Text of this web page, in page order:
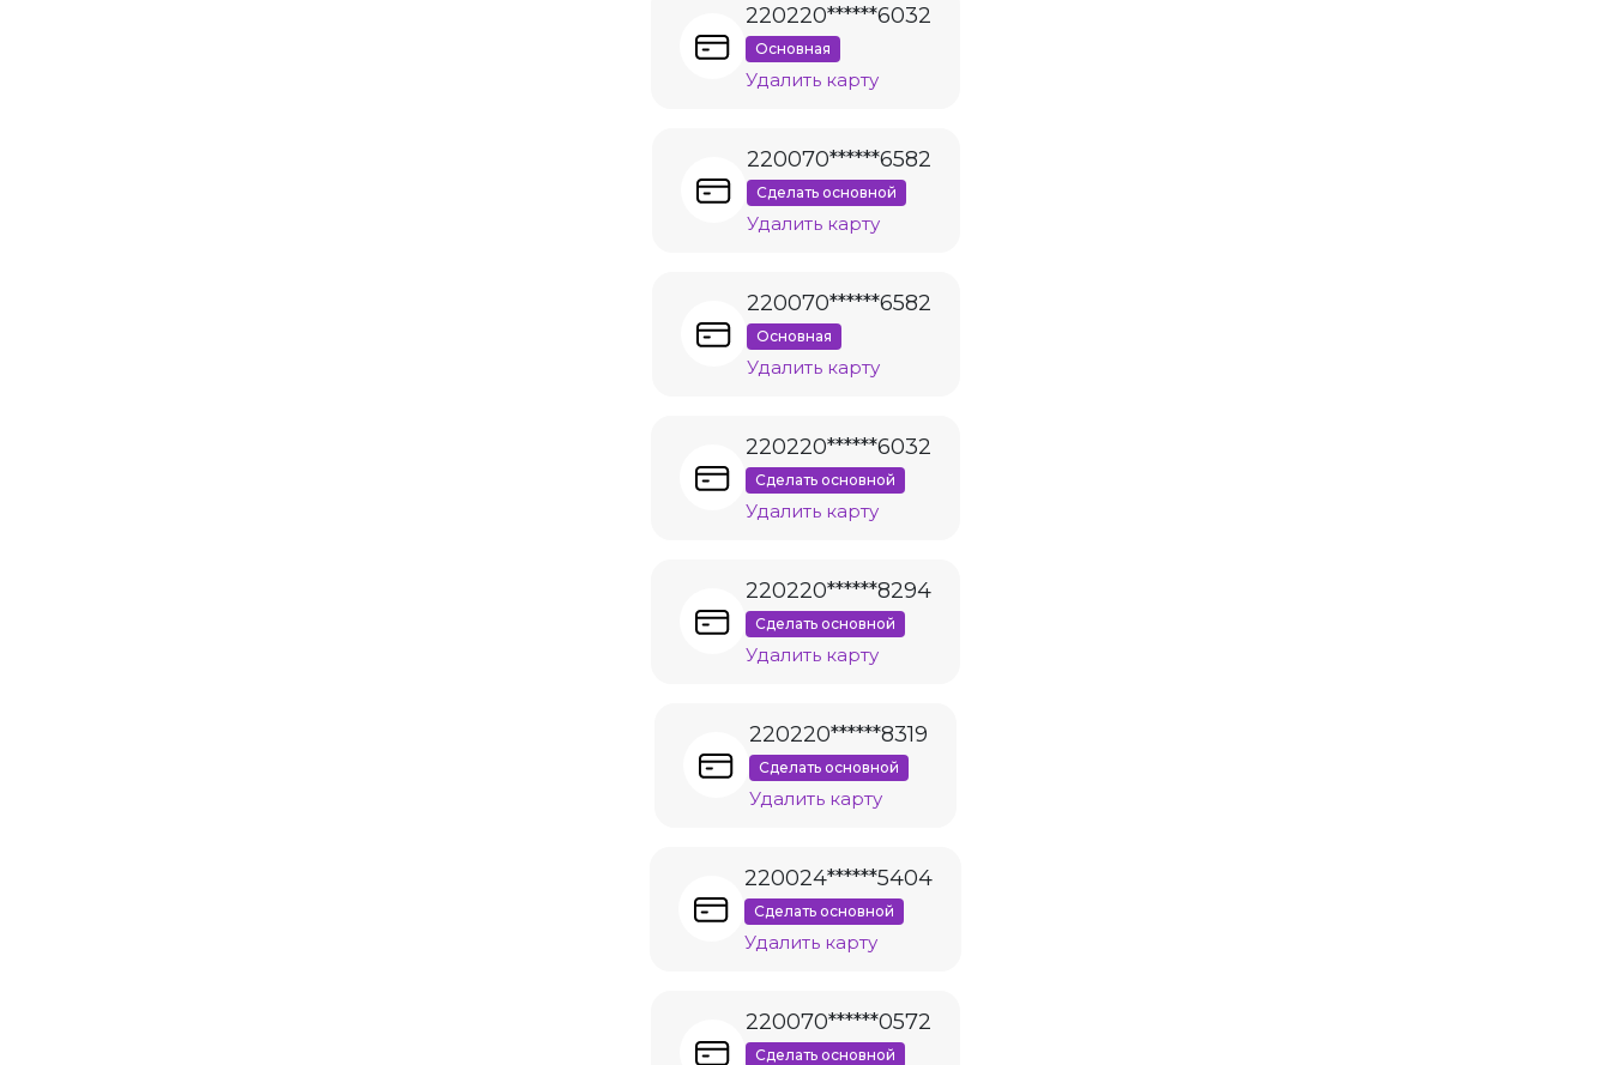
220220******6032
Основная
Удалить карту
220070******6582
Сделать основной
Удалить карту
220070******6582
Основная
Удалить карту
220220******6032
Сделать основной
Удалить карту
220220******8294
Сделать основной
Удалить карту
220220******8319
Сделать основной
Удалить карту
220024******5404
Сделать основной
Удалить карту
220070******0572
Сделать основной